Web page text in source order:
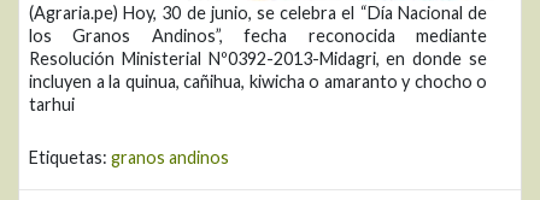
(Agraria.pe) Hoy, 30 de junio, se celebra el “Día Nacional de
los Granos Andinos”, fecha reconocida mediante
Resolución Ministerial Nº0392-2013-Midagri, en donde se
incluyen a la quinua, cañihua, kiwicha o amaranto y chocho o
tarhui
Etiquetas: granos andinos